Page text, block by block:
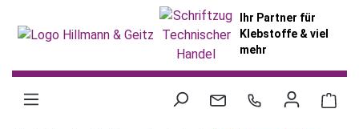
Ihr Partner für
Klebstoffe & viel
mehr